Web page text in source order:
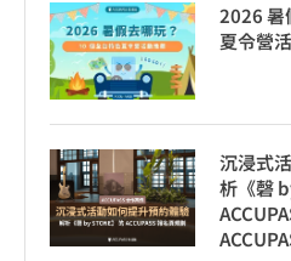
2026 暑
夏令營
沉浸式
析《磬